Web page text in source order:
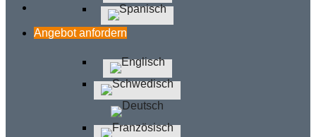
Angebot anfordern